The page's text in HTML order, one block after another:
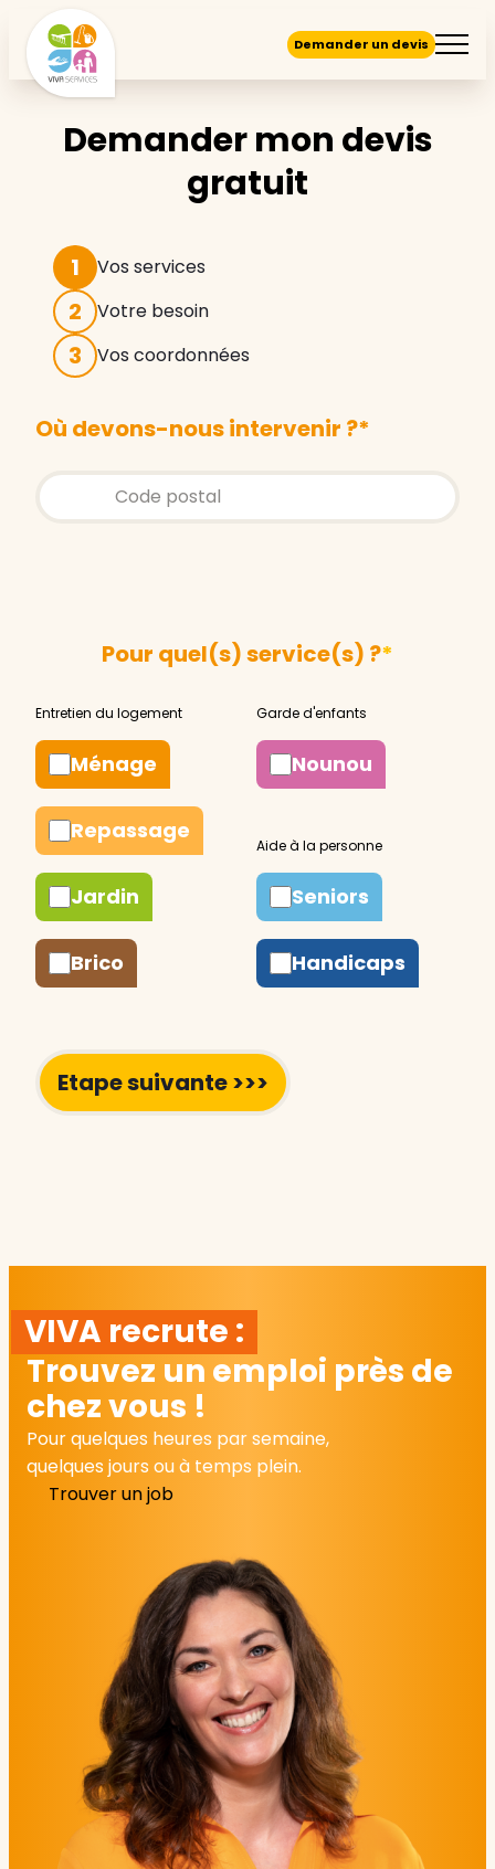
Demander un devis
Demander mon devis
gratuit
1 Vos services
2 Votre besoin
3 Vos coordonnées
Où devons-nous intervenir ?*
Store locator global - Autocompletion
Rechercher
Pour quel(s) service(s) ?*
Ménage
Repassage
Jardin
Brico
Nounou
Seniors
Handicaps
VIVA recrute :
Trouvez un emploi près de
chez vous !
Pour quelques heures par semaine,
quelques jours ou à temps plein.
Trouver un job